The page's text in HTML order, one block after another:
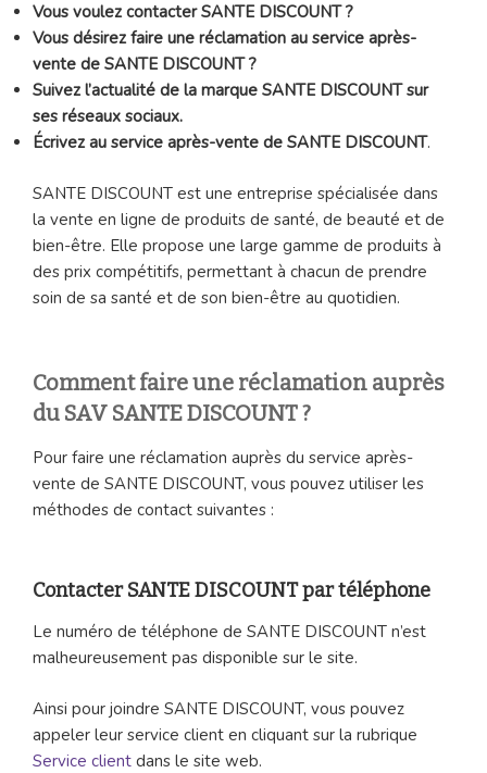
Vous voulez contacter SANTE DISCOUNT ?
Vous désirez faire une réclamation au service après-
vente de SANTE DISCOUNT ?
Suivez l’actualité de la marque SANTE DISCOUNT sur
ses réseaux sociaux.
Écrivez au service après-vente de SANTE DISCOUNT.
SANTE DISCOUNT est une entreprise spécialisée dans
la vente en ligne de produits de santé, de beauté et de
bien-être. Elle propose une large gamme de produits à
des prix compétitifs, permettant à chacun de prendre
soin de sa santé et de son bien-être au quotidien.
Comment faire une réclamation auprès
du SAV SANTE DISCOUNT ?
Pour faire une réclamation auprès du service après-
vente de SANTE DISCOUNT, vous pouvez utiliser les
méthodes de contact suivantes :
Contacter SANTE DISCOUNT par téléphone
Le numéro de téléphone de SANTE DISCOUNT n’est
malheureusement pas disponible sur le site.
Ainsi pour joindre SANTE DISCOUNT, vous pouvez
appeler leur service client en cliquant sur la rubrique
Service client dans le site web.